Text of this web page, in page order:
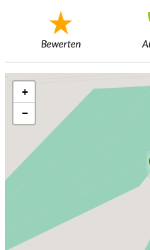
Bewerten
+
−